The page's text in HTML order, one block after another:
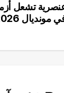
تشعل
2026